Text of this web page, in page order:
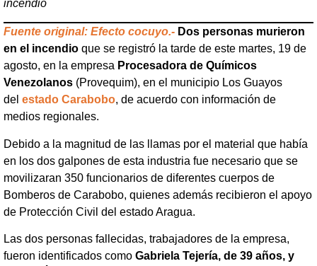
incendio
Fuente original: Efecto cocuyo.- Dos personas murieron
en el incendio que se registró la tarde de este martes, 19 de
agosto, en la empresa Procesadora de Químicos
Venezolanos (Provequim), en el municipio Los Guayos
del estado Carabobo, de acuerdo con información de
medios regionales.
Debido a la magnitud de las llamas por el material que había
en los dos galpones de esta industria fue necesario que se
movilizaran 350 funcionarios de diferentes cuerpos de
Bomberos de Carabobo, quienes además recibieron el apoyo
de Protección Civil del estado Aragua.
Las dos personas fallecidas, trabajadores de la empresa,
fueron identificados como Gabriela Tejería, de 39 años, y